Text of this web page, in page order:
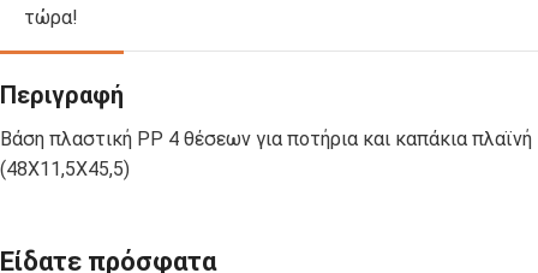
τώρα!
Περιγραφή
Βάση πλαστική PP 4 θέσεων για ποτήρια και καπάκια πλαϊνή
(48Χ11,5Χ45,5)
Είδατε πρόσφατα